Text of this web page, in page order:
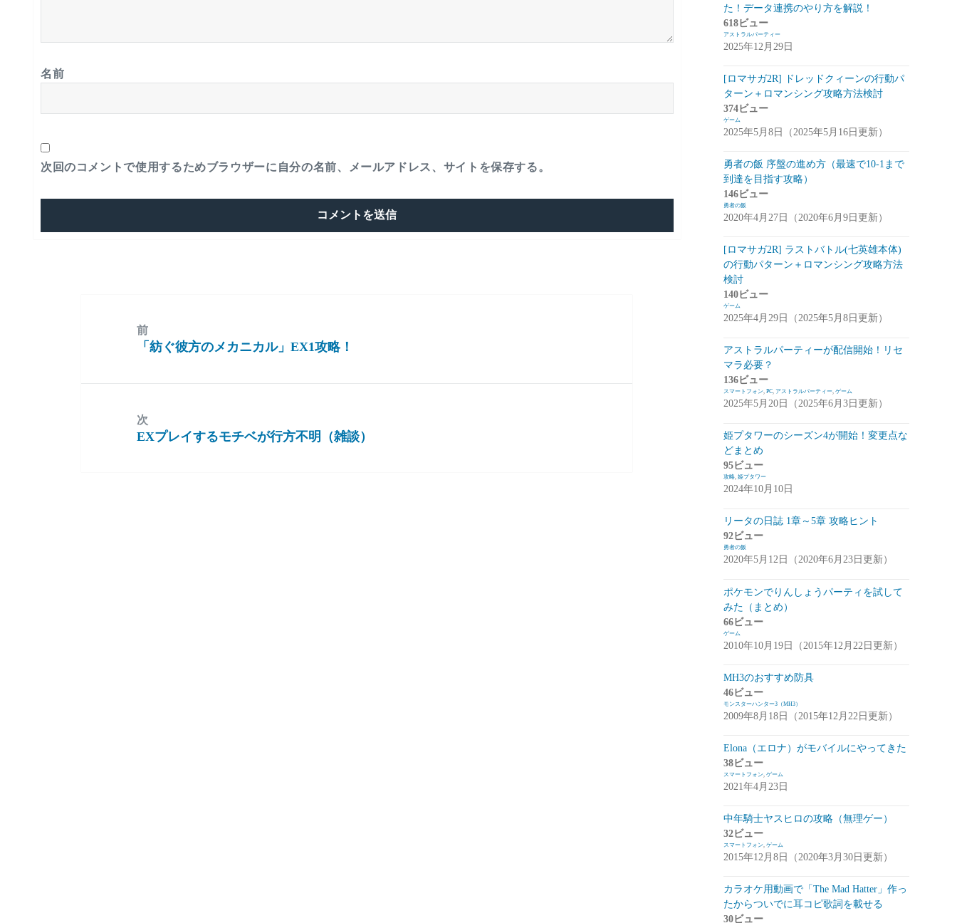
名前
次回のコメントで使用するためブラウザーに自分の名前、メールアドレス、サイトを保存する。
前
前
稿:
「紡ぐ彼方のメカニカル」EX1攻略！
次
次
EXプレイするモチベが行方不明（雑談）
PC (7)
お知らせ(6)
コンパイル (9)
姫プタワー
攻略 (9)
雑談・感想(2)
リーグ・オブ・ワンダーランド(リグワ
ン)(20)
攻略(14)
雑談
崩落のCARNEADES(ホウカル)
攻略情報(5)
雑談(7)
拡張少女系トライナリー(トライナリー)
勇者の飯 (14)
ボーダーブレイク
アスタータタリクス(アスタタ)
イベント事前情報(16)
攻略情報
サクライグノラムス(サクムス)(2)
アプデ・イベント情報
雑談(1)
メビウスファイナルファンタジー(メビウ
スFF) (157)
ジョブステータス
カオスの魔窟
テイルズウィーバー：SecondRun(TWSR)
(10)
雑談
た！データ連携のやり方を解説！
618ビュー
アストラルパーティー
2025年12月29日
[ロマサガ2R] ドレッドクィーンの行動パ
ターン＋ロマンシング攻略方法検討
374ビュー
ゲーム
2025年5月8日（2025年5月16日更新）
勇者の飯 序盤の進め方（最速で10-1まで
到達を目指す攻略）
146ビュー
勇者の飯
2020年4月27日（2020年6月9日更新）
[ロマサガ2R] ラストバトル(七英雄本体)
の行動パターン＋ロマンシング攻略方法
検討
140ビュー
ゲーム
2025年4月29日（2025年5月8日更新）
アストラルパーティーが配信開始！リセ
マラ必要？
136ビュー
スマートフォン, PC, アストラルパーティー, ゲーム
2025年5月20日（2025年6月3日更新）
姫プタワーのシーズン4が開始！変更点な
どまとめ
95ビュー
攻略, 姫プタワー
2024年10月10日
リータの日誌 1章～5章 攻略ヒント
92ビュー
勇者の飯
2020年5月12日（2020年6月23日更新）
ポケモンでりんしょうパーティを試して
みた（まとめ）
66ビュー
ゲーム
2010年10月19日（2015年12月22日更新）
MH3のおすすめ防具
46ビュー
モンスターハンター3（MH3）
2009年8月18日（2015年12月22日更新）
Elona（エロナ）がモバイルにやってきた
38ビュー
スマートフォン, ゲーム
2021年4月23日
中年騎士ヤスヒロの攻略（無理ゲー）
32ビュー
スマートフォン, ゲーム
2015年12月8日（2020年3月30日更新）
カラオケ用動画で「The Mad Hatter」作っ
たからついでに耳コピ歌詞を載せる
30ビュー